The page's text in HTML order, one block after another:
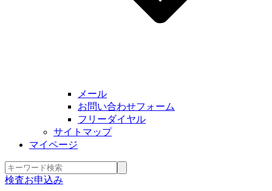
メール
お問い合わせフォーム
フリーダイヤル
サイトマップ
マイページ
検査お申込み